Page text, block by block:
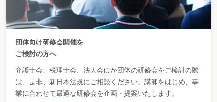
団体向け研修会開催を
ご検討の方へ
弁護士会、税理士会、法人会ほか団体の研修会をご検討の際
は、是非、新日本法規にご相談ください。講師をはじめ、事
業に合わせて最適な研修会を企画・提案いたします。